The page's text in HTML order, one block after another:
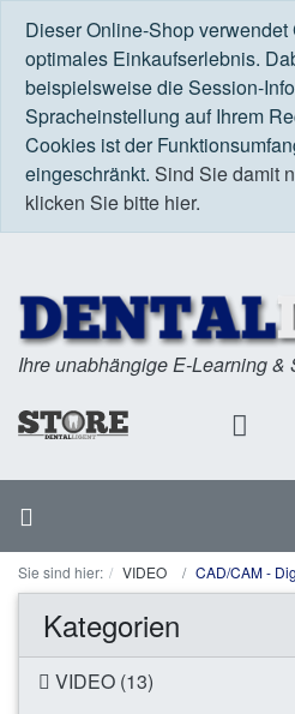
Dieser Online-Shop verwendet
optimales Einkaufserlebnis.
beispielsweise die Session-
Spracheinstellung auf Ihrem
Cookies ist der
eingeschränkt. Sind Sie damit
klicken Sie bitte hier.
Ihre unabhängige E-Learning &
Menü
Sie sind hier: VIDEO CAD/CAM -
Kategorien
VIDEO (13)